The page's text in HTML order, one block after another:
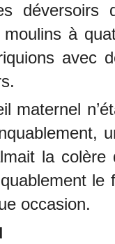
déversoirs
à
avec
maternel
la colère
le
occasion.